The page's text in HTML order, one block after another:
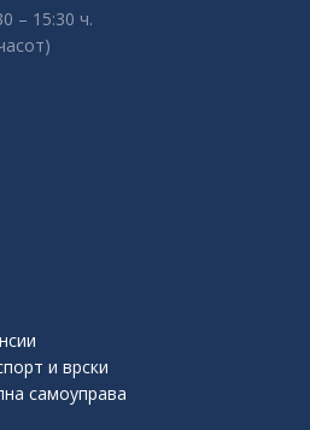
– 15:30 ч.
и врски
самоуправа